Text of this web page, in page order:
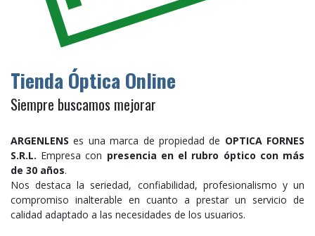
Tienda Óptica Online
Siempre buscamos mejorar
ARGENLENS es una marca de propiedad de OPTICA FORNES
S.R.L. Empresa con presencia en el rubro óptico con más
de 30 años.
Nos destaca la seriedad, confiabilidad, profesionalismo y un
compromiso inalterable en cuanto a prestar un servicio de
calidad adaptado a las necesidades de los usuarios.